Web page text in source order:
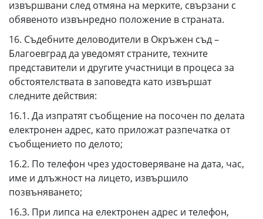
извършвани след отмяна на мерките, свързани с
обявеното извънредно положение в страната.
16. Съдебните деловодители в Окръжен съд –
Благоевград да уведомят страните, техните
представители и другите участници в процеса за
обстоятелствата в заповедта като извършат
следните действия:
16.1. Да изпратят съобщение на посочен по делата
електронен адрес, като приложат разпечатка от
съобщението по делото;
16.2. Пo телефон чрез удостоверяване на дата, час,
име и длъжност на лицето, извършило
позвъняването;
16.3. При липса на електронен адрес и телефон,